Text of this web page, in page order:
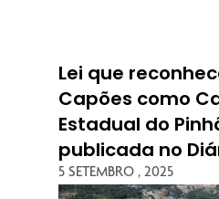
Lei que
Capões como
Estadual do
publicada no
5 SETEMBRO , 2025